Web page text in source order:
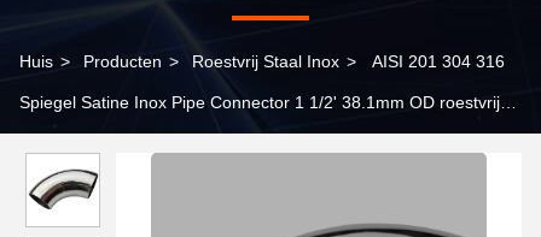
Huis > Producten > Roestvrij Staal Inox > AISI 201 304 316
Spiegel Satine Inox Pipe Connector 1 1/2' 38.1mm OD roestvrij